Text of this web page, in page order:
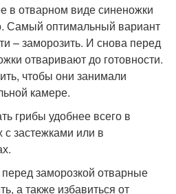
в отварном виде синеножки
Самый оптимальный вариант
– заморозить. И снова перед
отваривают до готовности.
чтобы они занимали
камере.
грибы удобнее всего в
с застежками или в
заморозкой отварные
а также избавиться от